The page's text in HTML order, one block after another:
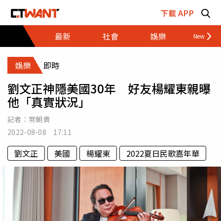
下載 APP
最新
社會 娛樂 財經
娛樂 即時
劉文正神隱美國30年 好友楊耀東親曝
他「真實狀況」
記者： 常朝貴
2022-08-08 17:11
劉文正 美國 楊耀東 2022夏日民歌嘉年華